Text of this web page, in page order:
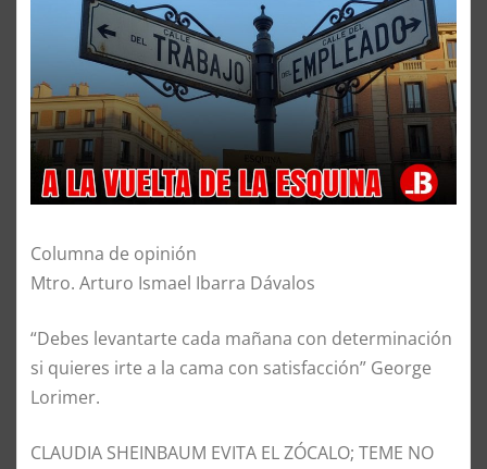
Columna de opinión
Mtro. Arturo Ismael Ibarra Dávalos
“Debes levantarte cada mañana con determinación
si quieres irte a la cama con satisfacción” George
Lorimer.
CLAUDIA SHEINBAUM EVITA EL ZÓCALO; TEME NO